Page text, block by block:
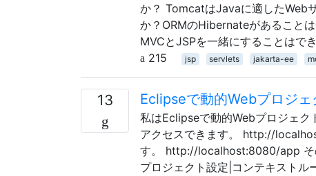
か？ TomcatはJavaに適したWeb
か？ORMのHibernateがあること
MVCとJSPを一緒にすることはで
215
jsp servlets jakarta-ee
13 Eclipseで動的Webプロジ
私はEclipseで動的Webプロジェク
アクセスできます。 http://
す。 http://localhost:8080/app そ
プロジェクト設定|コンテキストル